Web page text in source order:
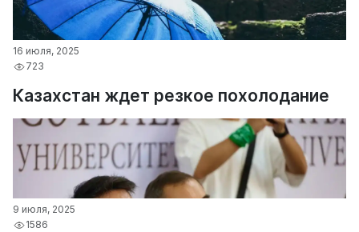
16 июля, 2025
723
Казахстан ждет резкое похолодание
9 июля, 2025
1586